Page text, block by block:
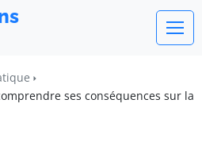
ses conséquences sur la